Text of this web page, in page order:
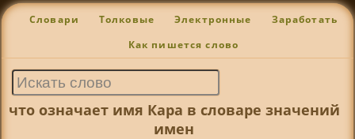
Словари Толковые Электронные Заработать
Как пишется слово
что означает имя Кара в словаре значений
имен